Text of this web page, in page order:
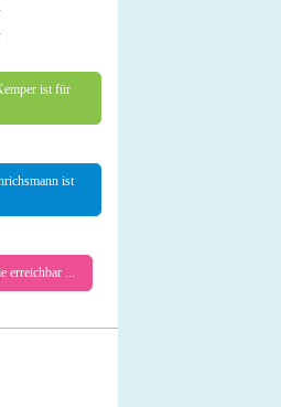
ist für
ist
erreichbar ...